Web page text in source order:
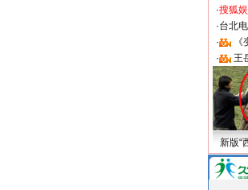
·搜狐
·台北
·
·
王
新版“